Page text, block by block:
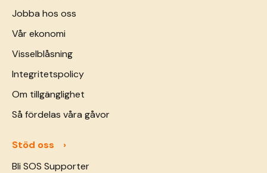
Jobba hos oss
Vår ekonomi
Visselblåsning
Integritetspolicy
Om tillgänglighet
Så fördelas våra gåvor
Stöd oss
Bli SOS Supporter